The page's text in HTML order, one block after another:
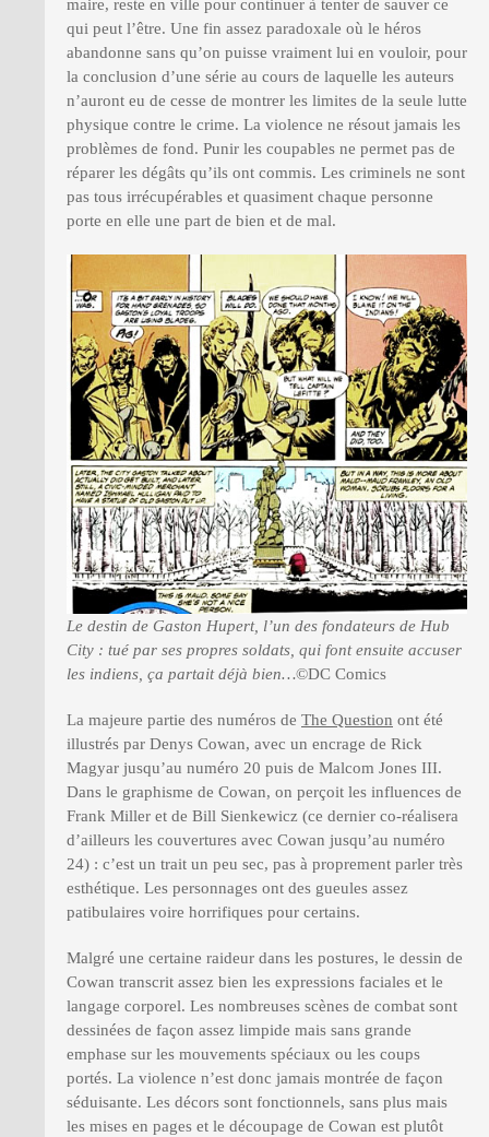
maire, reste en ville pour continuer à tenter de sauver ce
qui peut l’être. Une fin assez paradoxale où le héros
abandonne sans qu’on puisse vraiment lui en vouloir, pour
la conclusion d’une série au cours de laquelle les auteurs
n’auront eu de cesse de montrer les limites de la seule lutte
physique contre le crime. La violence ne résout jamais les
problèmes de fond. Punir les coupables ne permet pas de
réparer les dégâts qu’ils ont commis. Les criminels ne sont
pas tous irrécupérables et quasiment chaque personne
porte en elle une part de bien et de mal.
Le destin de Gaston Hupert, l’un des fondateurs de Hub
City : tué par ses propres soldats, qui font ensuite accuser
les indiens, ça partait déjà bien…©DC Comics
La majeure partie des numéros de The Question ont été
illustrés par Denys Cowan, avec un encrage de Rick
Magyar jusqu’au numéro 20 puis de Malcom Jones III.
Dans le graphisme de Cowan, on perçoit les influences de
Frank Miller et de Bill Sienkewicz (ce dernier co-réalisera
d’ailleurs les couvertures avec Cowan jusqu’au numéro
24) : c’est un trait un peu sec, pas à proprement parler très
esthétique. Les personnages ont des gueules assez
patibulaires voire horrifiques pour certains.
Malgré une certaine raideur dans les postures, le dessin de
Cowan transcrit assez bien les expressions faciales et le
langage corporel. Les nombreuses scènes de combat sont
dessinées de façon assez limpide mais sans grande
emphase sur les mouvements spéciaux ou les coups
portés. La violence n’est donc jamais montrée de façon
séduisante. Les décors sont fonctionnels, sans plus mais
les mises en pages et le découpage de Cowan est plutôt